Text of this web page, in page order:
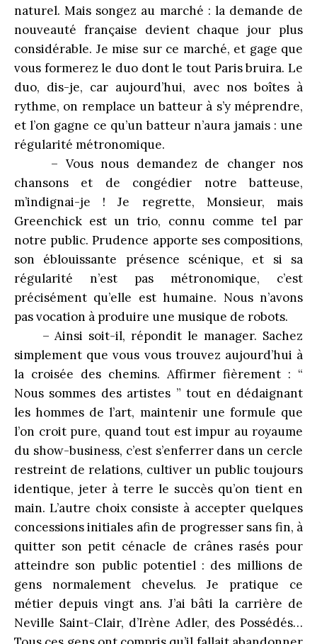
naturel. Mais songez au marché : la demande de
nouveauté française devient chaque jour plus
considérable. Je mise sur ce marché, et gage que
vous formerez le duo dont le tout Paris bruira. Le
duo, dis-je, car aujourd’hui, avec nos boîtes à
rythme, on remplace un batteur à s’y méprendre,
et l’on gagne ce qu’un batteur n’aura jamais : une
régularité métronomique.
– Vous nous demandez de changer nos
chansons et de congédier notre batteuse,
m’indignai-je ! Je regrette, Monsieur, mais
Greenchick est un trio, connu comme tel par
notre public. Prudence apporte ses compositions,
son éblouissante présence scénique, et si sa
régularité n’est pas métronomique, c’est
précisément qu’elle est humaine. Nous n’avons
pas vocation à produire une musique de robots.
– Ainsi soit-il, répondit le manager. Sachez
simplement que vous vous trouvez aujourd’hui à
la croisée des chemins. Affirmer fièrement : “
Nous sommes des artistes ” tout en dédaignant
les hommes de l’art, maintenir une formule que
l’on croit pure, quand tout est impur au royaume
du show-business, c’est s’enferrer dans un cercle
restreint de relations, cultiver un public toujours
identique, jeter à terre le succès qu’on tient en
main. L’autre choix consiste à accepter quelques
concessions initiales afin de progresser sans fin, à
quitter son petit cénacle de crânes rasés pour
atteindre son public potentiel : des millions de
gens normalement chevelus. Je pratique ce
métier depuis vingt ans. J’ai bâti la carrière de
Neville Saint-Clair, d’Irène Adler, des Possédés…